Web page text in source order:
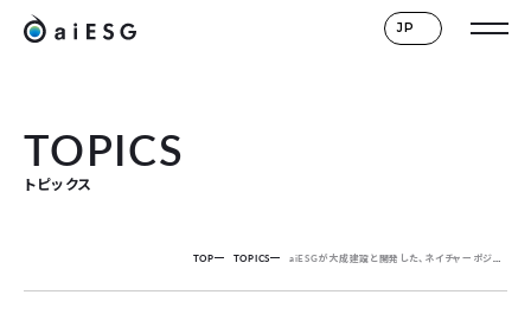
JP
TOPICS
トピックス
TOP TOPICS aiESGが大成建設と開発した、ネイチャーポジティブを評価するロジックに関する記事が日刊工業新聞に掲載されました